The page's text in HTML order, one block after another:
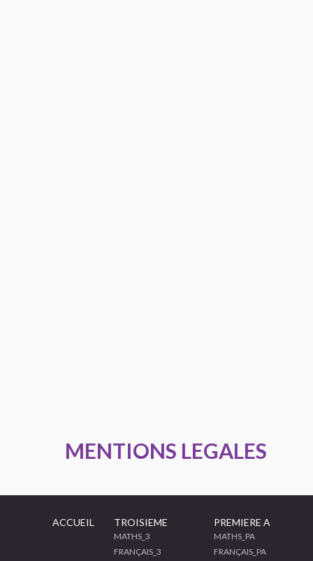
MENTIONS LEGALES
ACCUEIL TROISIEME
MATHS_3
FRANÇAIS_3
PREMIERE A
MATHS_PA
FRANÇAIS_PA